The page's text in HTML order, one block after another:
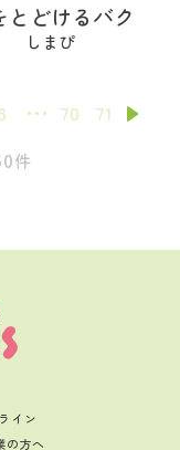
とどけるバク
しまぴ
70 71
件
イン
の方へ